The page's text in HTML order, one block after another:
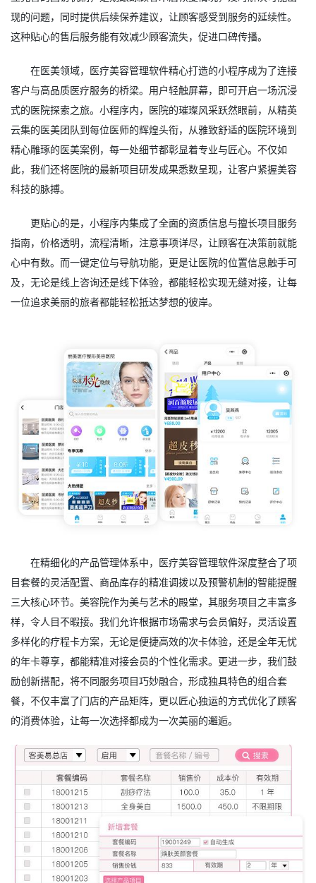
现的问题，同时提供后续保养建议，让顾客感受到服务的延续性。
这种贴心的售后服务能有效减少顾客流失，促进口碑传播。
在医美领域， 医疗美容管理软件精心打造的小程序成为了连接
客户与高品质医疗服务的桥梁。用户轻触屏幕，即可开启一场沉浸
式的医院探索之旅。小程序内，医院的璀璨风采跃然眼前，从精英
云集的医美团队到每位医师的辉煌头衔，从雅致舒适的医院环境到
精心雕琢的医美案例，每一处细节都彰显着专业与匠心。不仅如
此，我们还将医院的最新项目研发成果悉数呈现，让客户紧握美容
科技的脉搏。
更贴心的是，小程序内集成了全面的资质信息与擅长项目服务
指南，价格透明，流程清晰，注意事项详尽，让顾客在决策前就能
心中有数。而一键定位与导航功能，更是让医院的位置信息触手可
及，无论是线上咨询还是线下体验，都能轻松实现无缝对接，让每
一位追求美丽的旅者都能轻松抵达梦想的彼岸。
在精细化的产品管理体系中，医疗美容管理软件深度整合了项
目套餐的灵活配置、商品库存的精准调拨以及预警机制的智能提醒
三大核心环节。美容院作为美与艺术的殿堂，其服务项目之丰富多
样，令人目不暇接。我们允许根据市场需求与会员偏好，灵活设置
多样化的疗程卡方案，无论是便捷高效的次卡体验，还是全年无忧
的年卡尊享，都能精准对接会员的个性化需求。更进一步，我们鼓
励创新搭配，将不同服务项目巧妙融合，形成独具特色的组合套
餐，不仅丰富了门店的产品矩阵，更以匠心独运的方式优化了顾客
的消费体验，让每一次选择都成为一次美丽的邂逅。